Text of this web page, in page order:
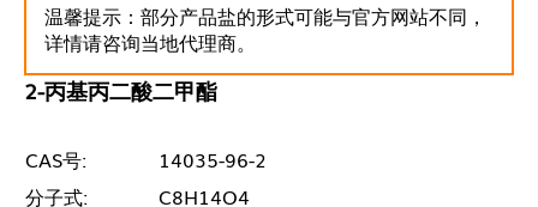
温馨提示：部分产品盐的形式可能与官方网站不同，
详情请咨询当地代理商。
2-丙基丙二酸二甲酯
CAS号:
14035-96-2
分子式:
C8H14O4